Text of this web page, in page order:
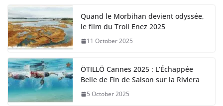
Quand le Morbihan devient odyssée,
le film du Troll Enez 2025
11 October 2025
ÖTILLÖ Cannes 2025 : L’Échappée
Belle de Fin de Saison sur la Riviera
5 October 2025